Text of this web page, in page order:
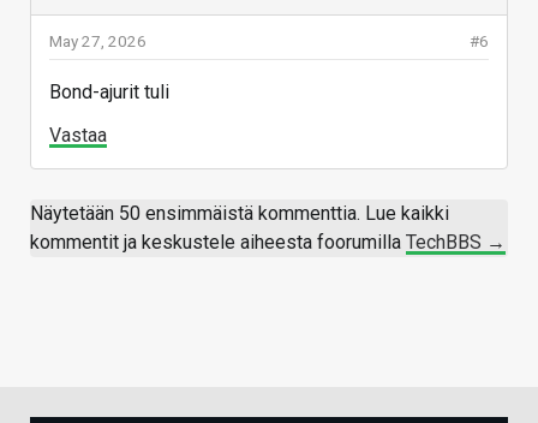
#6
May 27, 2026
Bond-ajurit tuli
Vastaa
Näytetään 50 ensimmäistä kommenttia. Lue kaikki
kommentit ja keskustele aiheesta foorumilla TechBBS →